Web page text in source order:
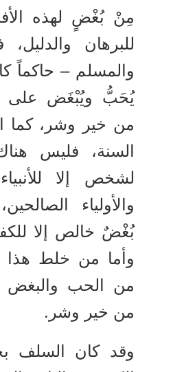
مِنْ بُغْضٍ لهذه
للبرهان والدليل،
والمسلم – حاكماً
يُحَبُّ ويُبْغَض على
من خير وشر، كما
السنة، فليس
لشخص إلا
والأولياء
بُغْضٌ خالص إلا
وأما من خلط هذا
من الحب والبغض
من خير وشر.
وقد كان السلف